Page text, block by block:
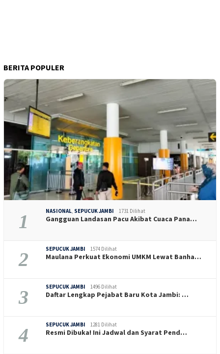
BERITA POPULER
1 NASIONAL SEPUCUK JAMBI 1731 Dilihat
Gangguan Landasan Pacu Akibat Cuaca Pana…
2 SEPUCUK JAMBI 1574 Dilihat
Maulana Perkuat Ekonomi UMKM Lewat Banha…
3 SEPUCUK JAMBI 1496 Dilihat
Daftar Lengkap Pejabat Baru Kota Jambi: …
4 SEPUCUK JAMBI 1281 Dilihat
Resmi Dibuka! Ini Jadwal dan Syarat Pend…